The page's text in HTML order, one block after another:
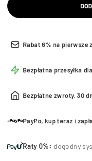
Rabat 6% na pierwsze
Bezpłatna przesyłka
Bezpłatne zwroty, 30
PayPo, kup teraz i
Raty 0%: dogodny